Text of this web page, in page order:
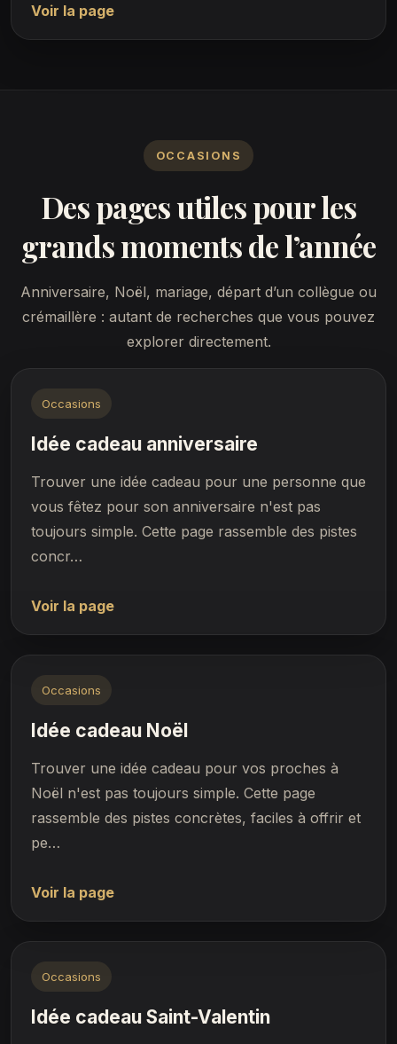
Voir la page
OCCASIONS
Des pages utiles pour les
grands moments de l’année
Anniversaire, Noël, mariage, départ d’un collègue ou
crémaillère : autant de recherches que vous pouvez
explorer directement.
Occasions
Idée cadeau anniversaire
Trouver une idée cadeau pour une personne que
vous fêtez pour son anniversaire n'est pas
toujours simple. Cette page rassemble des pistes
concr…
Voir la page
Occasions
Idée cadeau Noël
Trouver une idée cadeau pour vos proches à
Noël n'est pas toujours simple. Cette page
rassemble des pistes concrètes, faciles à offrir et
pe…
Voir la page
Occasions
Idée cadeau Saint-Valentin